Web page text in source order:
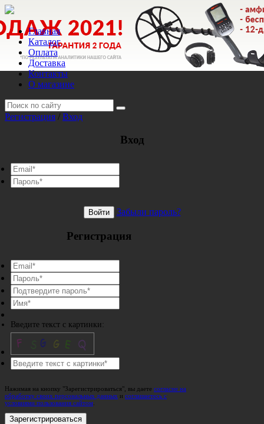
Главная
Каталог
Оплата
Доставка
Контакты
О магазине
Регистрация / Вход
Вход
Войти Забыли пароль?
Регистрация
Введите текст с картинки:
Нажимая на кнопку "Зарегистрироваться", вы даете согласие на
обработку своих персональных данных и соглашаетесь с
условиями пользования сайтом
Зарегистрироваться